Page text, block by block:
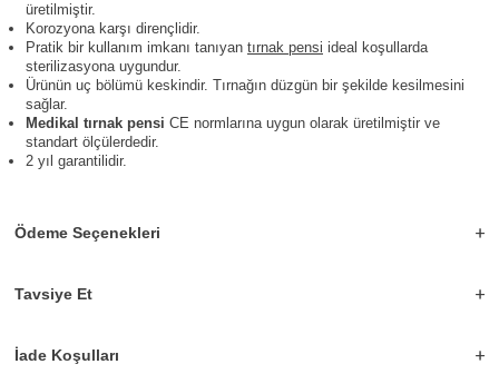
üretilmiştir.
Korozyona karşı dirençlidir.
Pratik bir kullanım imkanı tanıyan tırnak pensi ideal koşullarda
sterilizasyona uygundur.
Ürünün uç bölümü keskindir. Tırnağın düzgün bir şekilde kesilmesini
sağlar.
Medikal tırnak pensi CE normlarına uygun olarak üretilmiştir ve
standart ölçülerdedir.
2 yıl garantilidir.
Ödeme Seçenekleri
Tavsiye Et
İade Koşulları